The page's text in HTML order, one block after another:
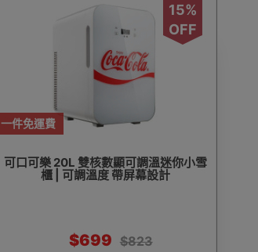
一件免運費
15%
OFF
可口可樂 20L 雙核數顯可調溫迷你小雪
櫃 | 可調溫度 帶屏幕設計
$699 $823